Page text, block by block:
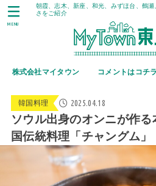
朝霞、志木、新座、和光、みずほ台、鶴
さをご紹介
株式会社マイタウン コメントはコチラ
MENU
韓国料理 2025.04.18
ソウル出身のオンニが作
国伝統料理「チャングム」